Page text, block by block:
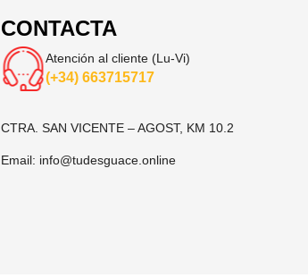
CONTACTA
Atención al cliente (Lu-Vi)
(+34) 663715717
CTRA. SAN VICENTE – AGOST, KM 10.2
Email: info@tudesguace.online